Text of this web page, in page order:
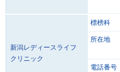
新潟レディースライフ
クリニック
標榜科
所在地
電話番号